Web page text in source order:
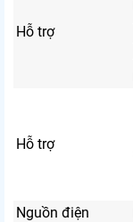
Hỗ trợ
Hỗ trợ
Nguồn điện